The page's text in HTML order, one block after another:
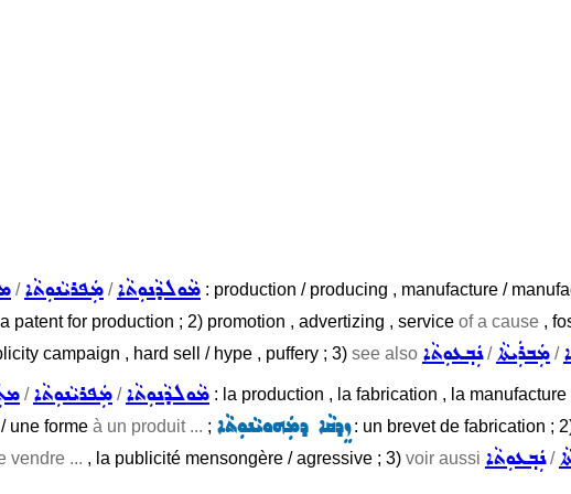
/ܡܲܦܪܝܵܢܘܼܬܵܐ /ܡܵܘܠܕܵܢܘܼܬܵܐ : production / producing , manufacture /
patent for production ; 2) promotion , advertizing , service of a cause ,
campaign , hard sell / hype , puffery ; 3) see also ܢܲܒ݂ܥܘܼܬܵܐ/ܡܲܒܪܲܝܬܵܐ /
/ܡܲܦܪܝܵܢܘܼܬܵܐ /ܡܵܘܠܕܵܢܘܼܬܵܐ : la production , la fabrication , la
une forme à un produit ... ; ܙܸܕܩܵܐ ܕܡܲܗܘܝܵܢܘܼܬܵܐ: un brevet de fabrication ;
vendre ... , la publicité mensongère / agressive ; 3) voir aussi ܢܲܒ݂ܥܘܼܬܵܐ/